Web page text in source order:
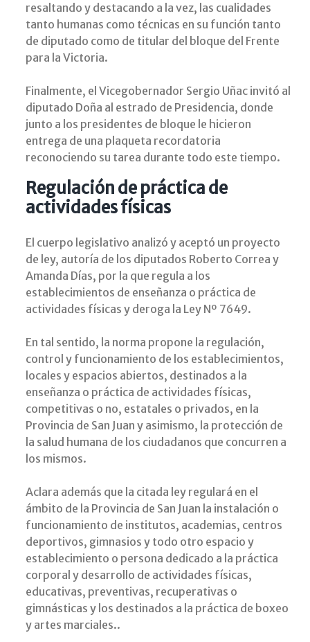
resaltando y destacando a la vez, las cualidades
tanto humanas como técnicas en su función tanto
de diputado como de titular del bloque del Frente
para la Victoria.
Finalmente, el Vicegobernador Sergio Uñac invitó al
diputado Doña al estrado de Presidencia, donde
junto a los presidentes de bloque le hicieron
entrega de una plaqueta recordatoria
reconociendo su tarea durante todo este tiempo.
Regulación de práctica de
actividades físicas
El cuerpo legislativo analizó y aceptó un proyecto
de ley, autoría de los diputados Roberto Correa y
Amanda Días, por la que regula a los
establecimientos de enseñanza o práctica de
actividades físicas y deroga la Ley Nº 7649.
En tal sentido, la norma propone la regulación,
control y funcionamiento de los establecimientos,
locales y espacios abiertos, destinados a la
enseñanza o práctica de actividades físicas,
competitivas o no, estatales o privados, en la
Provincia de San Juan y asimismo, la protección de
la salud humana de los ciudadanos que concurren a
los mismos.
Aclara además que la citada ley regulará en el
ámbito de la Provincia de San Juan la instalación o
funcionamiento de institutos, academias, centros
deportivos, gimnasios y todo otro espacio y
establecimiento o persona dedicado a la práctica
corporal y desarrollo de actividades físicas,
educativas, preventivas, recuperativas o
gimnásticas y los destinados a la práctica de boxeo
y artes marciales..